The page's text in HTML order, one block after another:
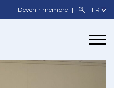
Devenir membre